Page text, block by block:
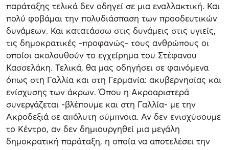
παράταξης τελικά δεν οδηγεί σε μια εναλλακτική. Και
πολύ φοβάμαι την πολυδιάσπαση των προοδευτικών
δυνάμεων. Και κατατάσσω στις δυνάμεις στις υγιείς,
τις δημοκρατικές -προφανώς- τους ανθρώπους οι
οποίοι ακολουθούν το εγχείρημα του Στέφανου
Κασσελάκη. Τελικά, θα μας οδηγήσει σε φαινόμενα
όπως στη Γαλλία και στη Γερμανία: ακυβερνησίας και
ενίσχυσης των άκρων. Όπου η Ακροαριστερά
συνεργάζεται -βλέπουμε και στη Γαλλία- με την
Ακροδεξιά σε απόλυτη σύμπνοια. Αν δεν ενισχύσουμε
το Κέντρο, αν δεν δημιουργηθεί μια μεγάλη
δημοκρατική παράταξη, η οποία να αποτελέσει την